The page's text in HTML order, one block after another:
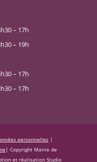
– 17h
– 19h
– 17h
– 17h
personnelles|
| Copyright Mairie de
et réalisation Studio